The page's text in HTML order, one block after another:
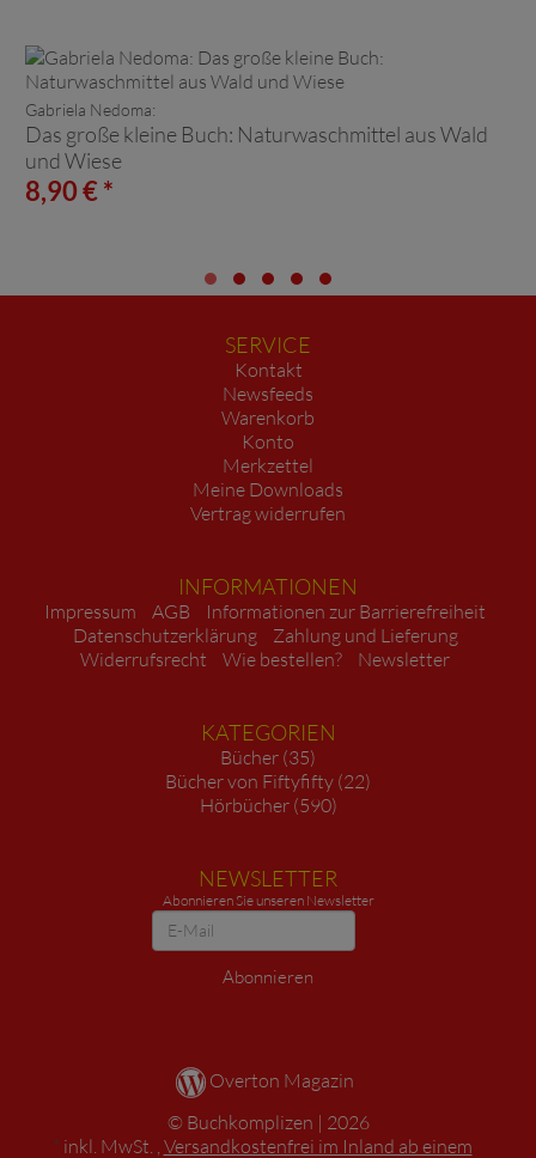
Gabriela Nedoma:
Das große kleine Buch: Naturwaschmittel aus Wald
und Wiese
8,90 € *
SERVICE
Kontakt
Newsfeeds
Warenkorb
Konto
Merkzettel
Meine Downloads
Vertrag widerrufen
INFORMATIONEN
Impressum AGB
Informationen zur Barrierefreiheit
Datenschutzerklärung
Zahlung und Lieferung
Widerrufsrecht
Wie bestellen? Newsletter
KATEGORIEN
Bücher (35)
Bücher von Fiftyfifty (22)
Hörbücher (590)
NEWSLETTER
Abonnieren Sie unseren Newsletter
Newsletter
Abonnieren
Overton Magazin
Buchkomplizen
2026
* inkl. MwSt. , Versandkostenfrei im Inland ab einem